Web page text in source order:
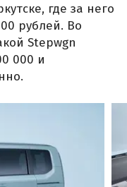
где за него
рублей. Во
Stepwgn
000 и